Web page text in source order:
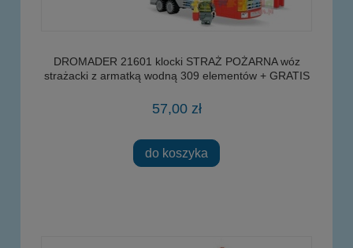
DROMADER 21601 klocki STRAŻ POŻARNA wóz
strażacki z armatką wodną 309 elementów + GRATIS
57,00 zł
do koszyka